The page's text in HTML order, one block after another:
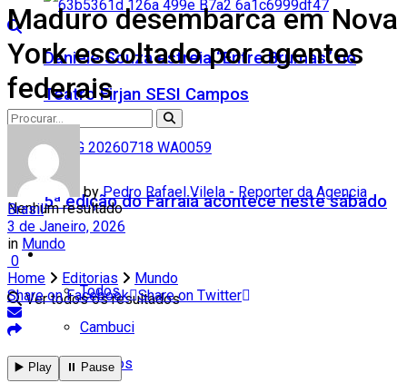
Daniele Souza estreia “Entre Brumas” no
Teatro Firjan SESI Campos
5ª edição do Farraiá acontece neste sábado
Cidades
Todos
Cambuci
Campos
Nenhum resultado
Ver todos os resultados
Maduro desembarca em Nova
York escoltado por agentes
federais
by Pedro Rafael Vilela - Reporter da Agencia
Brasil
3 de Janeiro, 2026
in Mundo
0
Home
Editorias
Mundo
Share on Facebook Share on Twitter
▶️ Play ⏸️ Pause